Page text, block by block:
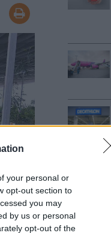
your personal or
opt-out section to
you may
by us or personal
opt-out of the